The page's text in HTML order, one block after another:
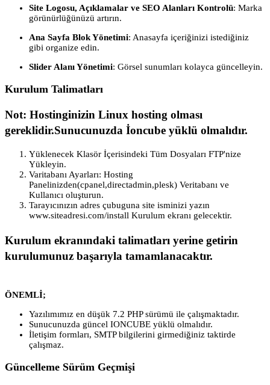
Site Logosu, Açıklamalar ve SEO Alanları Kontrolü: Marka
görünürlüğünüzü artırın.
Ana Sayfa Blok Yönetimi: Anasayfa içeriğinizi istediğiniz
gibi organize edin.
Slider Alanı Yönetimi: Görsel sunumları kolayca güncelleyin.
Kurulum Talimatları
Not: Hostinginizin Linux hosting olması
gereklidir.Sunucunuzda İoncube yüklü olmalıdır.
Yüklenecek Klasör İçerisindeki Tüm Dosyaları FTP'nize
Yükleyin.
Varitabanı Ayarları: Hosting
Panelinizden(cpanel,directadmin,plesk) Veritabanı ve
Kullanıcı oluşturun.
Tarayıcınızın adres çubuguna site isminizi yazın
www.siteadresi.com/install Kurulum ekranı gelecektir.
Kurulum ekranındaki talimatları yerine getirin
kurulumunuz başarıyla tamamlanacaktır.
ÖNEMLİ;
Yazılımımız en düşük 7.2 PHP sürümü ile çalışmaktadır.
Sunucunuzda güncel IONCUBE yüklü olmalıdır.
İletişim formları, SMTP bilgilerini girmediğiniz taktirde
çalışmaz.
Güncelleme Sürüm Geçmişi